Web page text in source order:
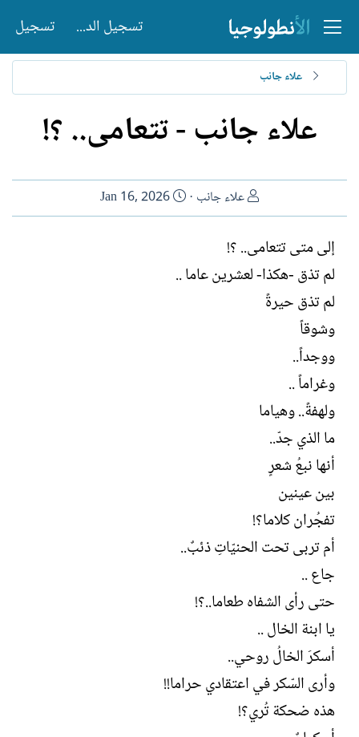
تسجيل الدخول تسجيل
علاء جانب
علاء جانب - تتعامى.. ؟!
ا
ل
ا
ت
علاء جانب
ت
ا
Jan 16, 2026
إلى متى تتعامى.. ؟!
لم تذق -هكذا- لعشرين عاما ..
لم تذق حيرةً
وشوقاً
ووجداً..
وغراماً ..
ولهفةً.. وهياما
ما الذي جدّ..
أنها نبعُ شعرٍ
بين عينين
تفجُران كلاما؟!
أم تربى تحت الحنيّاتِ ذئبٌ..
جاع ..
حتى رأى الشفاه طعاما..؟!
يا ابنة الخال ..
أسكرَ الخالُ روحي..
وأرى السّكر في اعتقادي حراما!!
هذه ضحكة تُري؟!